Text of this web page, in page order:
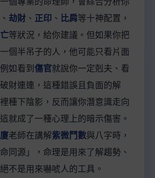
、 劫財 、 正印 、 比肩等十神配置，
等狀況，給你建議。但如果你把
個半吊子的人，他可能只看片面
如看到 傷官就說你一定剋夫、看
財連連，這種錯誤且負面的解
種下陰影，反而讓你潛意識走向
就成了一種心理上的暗示傷害。
老師在講解紫微鬥數與八字時，
同源」，命理是用來了解趨勢、
不是用來嚇唬人的工具。